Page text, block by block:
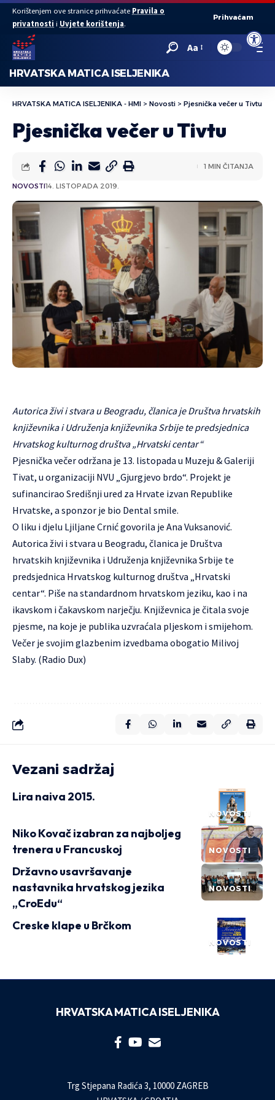
Open
Korištenjem ove stranice prihvaćate Pravila o
privatnosti i Uvjete korištenja.
Prihvaćam
Aa
HRVATSKA MATICA ISELJENIKA
HRVATSKA MATICA ISELJENIKA - HMI > Novosti > Pjesnička večer u Tivtu
Pjesnička večer u Tivtu
NOVOSTI14. LISTOPADA 2019.
1 MIN ČITANJA
Autorica živi i stvara u Beogradu, članica je Društva hrvatskih
književnika i Udruženja književnika Srbije te predsjednica
Hrvatskog kulturnog društva „Hrvatski centar“
Pjesnička večer održana je 13. listopada u Muzeju & Galeriji
Tivat, u organizaciji NVU „Gjurgjevo brdo“. Projekt je
sufinancirao Središnji ured za Hrvate izvan Republike
Hrvatske, a sponzor je bio Dental smile.
O liku i djelu Ljiljane Crnić govorila je Ana Vuksanović.
Autorica živi i stvara u Beogradu, članica je Društva
hrvatskih književnika i Udruženja književnika Srbije te
predsjednica Hrvatskog kulturnog društva „Hrvatski
centar“. Piše na standardnom hrvatskom jeziku, kao i na
ikavskom i čakavskom narječju. Književnica je čitala svoje
pjesme, na koje je publika uzvraćala pljeskom i smijehom.
Večer je svojim glazbenim izvedbama obogatio Milivoj
Slaby. (Radio Dux)
Vezani sadržaj
NOVOSTI
Lira naiva 2015.
NOVOSTI
Niko Kovač izabran za najboljeg
trenera u Francuskoj
NOVOSTI
Državno usavršavanje
nastavnika hrvatskog jezika
„CroEdu“
NOVOSTI
Creske klape u Brčkom
HRVATSKA MATICA ISELJENIKA
Trg Stjepana Radića 3, 10000 ZAGREB